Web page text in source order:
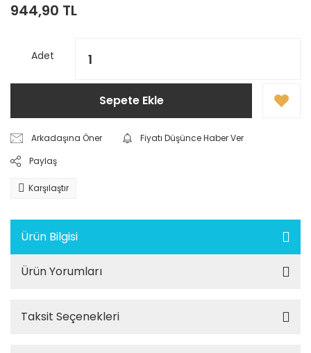
944,90 TL
Adet
Sepete Ekle
Arkadaşına Öner
Fiyatı Düşünce Haber Ver
Paylaş
Karşılaştır
Ürün Bilgisi
Ürün Yorumları
Taksit Seçenekleri